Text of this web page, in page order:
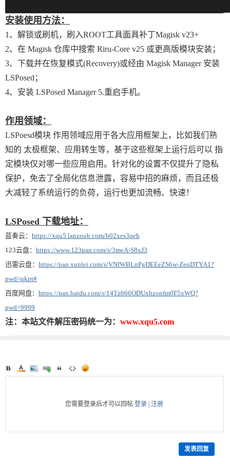
安装使用方法：
1、解锁或刷机，刷入ROOT工具面具补丁Magisk v23+
2、在 Magisk 仓库中搜索 Riru-Core v25 或更高版模块安装；
3、下载并在恢复模式(Recovery)或经由 Magisk Manager 安装
LSPosed；
4、安装 LSPosed Manager 5.重启手机。
作用领域：
LSPoesd模块 作用领域应用于各大应用框架上，比如我们熟
知的 太极框架、应用转生等，基于这些框架上运行后可以 指
定模块仅对哪一些应用启用。针对化的设置不仅提升了隐私
保护，免去了全局化信息泄露，容易中招的麻烦，而且还极
大减轻了系统运行的负荷，运行也更加流畅、快速！
LSPosed 下载地址：
蓝奏云： https://xqu5.lanzoub.com/b02xes3qeh
123云盘： https://www.123pan.com/s/3meA-S8xJ3
迅雷云盘： https://pan.xunlei.com/s/VNfWBLnPgDEEeZS6w-ZeqDTYA1?
pwd=qkpt#
百度网盘： https://pan.baidu.com/s/14Tz666ODUxhzonfm0F5xWQ?
pwd=9999
注：本站文件解压密码统一为： www.xqu5.com
您需要登录后才可以回帖登录 |注册
发表回复